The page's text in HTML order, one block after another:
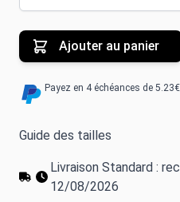
Ajouter au panier
Payez en 4 échéances de
Guide des tailles
Livraison Standard :
12/08/2026